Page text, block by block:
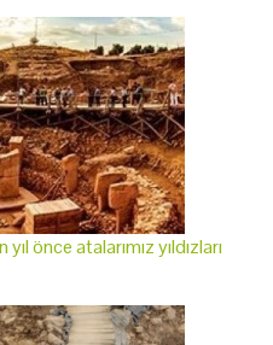
önce atalarımız yıldızları